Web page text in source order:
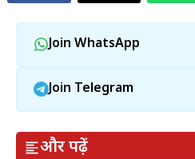
Join WhatsApp
Join Telegram
और पढ़ें